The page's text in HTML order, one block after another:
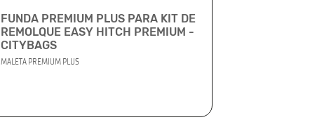
FUNDA PREMIUM PLUS PARA KIT DE
REMOLQUE EASY HITCH PREMIUM -
CITYBAGS
MALETA PREMIUM PLUS